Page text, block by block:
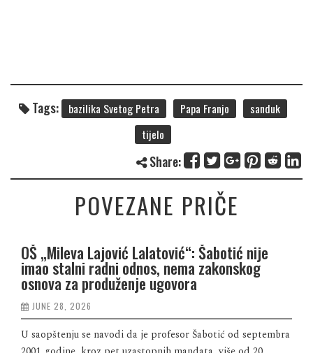
Tags: bazilika Svetog Petra Papa Franjo
sanduk
tijelo
Share:
POVEZANE PRIČE
OŠ „Mileva Lajović Lalatović“: Šabotić nije
imao stalni radni odnos, nema zakonskog
osnova za produženje ugovora
JUNE 28, 2026
U saopštenju se navodi da je profesor Šabotić od septembra